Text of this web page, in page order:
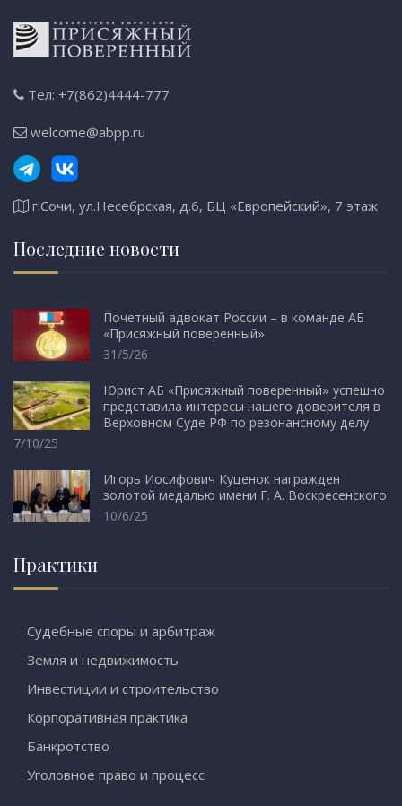
Тел: +7(862)4444-777
welcome@abpp.ru
г.Сочи, ул.Несебрская, д.6, БЦ «Европейский», 7 этаж
Последние новости
Почетный адвокат России – в команде АБ
«Присяжный поверенный»
31/5/26
Юрист АБ «Присяжный поверенный» успешно
представила интересы нашего доверителя в
Верховном Суде РФ по резонансному делу
7/10/25
Игорь Иосифович Куценок награжден
золотой медалью имени Г. А. Воскресенского
10/6/25
Практики
Судебные споры и арбитраж
Земля и недвижимость
Инвестиции и строительство
Корпоративная практика
Банкротство
Уголовное право и процесс